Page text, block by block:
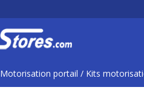
Motorisation portail / Kits